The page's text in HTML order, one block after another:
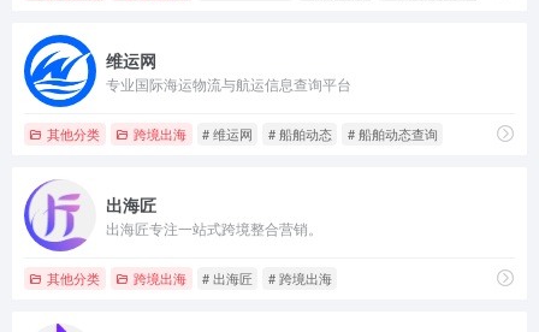
维运网
专业国际海运物流与航运信息查询平台
其他分类 跨境出海 # 维运网 # 船舶动态 # 船舶动态查询
出海匠
出海匠专注一站式跨境整合营销。
其他分类 跨境出海 # 出海匠 # 跨境出海